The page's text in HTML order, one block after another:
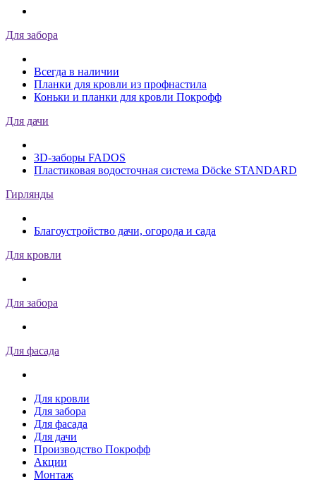
Для забора
Всегда в наличии
Планки для кровли из профнастила
Коньки и планки для кровли Покрофф
Для дачи
3D-заборы FADOS
Пластиковая водосточная система Döcke STANDARD
Гирлянды
Благоустройство дачи, огорода и сада
Для кровли
Для забора
Для фасада
Для кровли
Для забора
Для фасада
Для дачи
Производство Покрофф
Акции
Монтаж